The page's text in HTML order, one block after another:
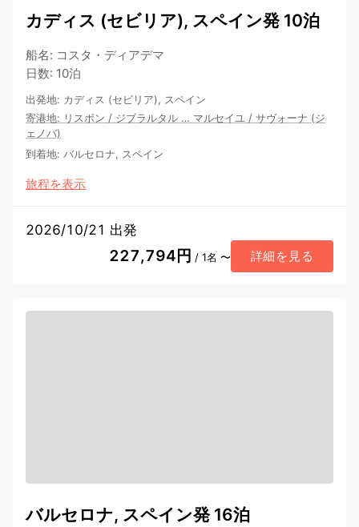
カディス (セビリア), スペイン発 10泊
船名: コスタ・ディアデマ
日数: 10泊
出発地: カディス (セビリア), スペイン
寄港地: リスボン / ジブラルタル … マルセイユ / サヴォーナ (ジ
ェノバ)
到着地: バルセロナ, スペイン
旅程を表示
2026/10/21 出発
227,794円 / 1名 〜 詳細を見る
バルセロナ, スペイン発 16泊